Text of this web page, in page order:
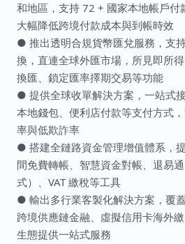
和地區，支持 72 + 國家本地帳戶付
大幅降低跨境付款成本與到帳時效
● 推出透明合規貨幣匯兌服務，支
換，直連全球外匯市場，所見即所
換匯、鎖定匯率擇期交易等功能
● 提供全球收單解決方案，一站式
本地錢包、便利店付款等支付方式
率與低欺詐率
● 搭建全鏈路資金管理增值體系，
間免費轉帳、智慧資金對帳、退易
式）、VAT 繳稅等工具
● 輸出多行業客製化解決方案，覆
跨境供應鏈金融、虛擬信用卡海外
生態提供一站式服務